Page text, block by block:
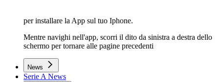
per installare la App sul tuo Iphone.
Mentre navighi nell'app, scorri il dito da sinistra a destra dello
schermo per tornare alle pagine precedenti
News
Serie A News